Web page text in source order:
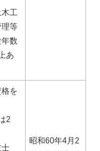
工
等
数
あ
を
2
士
昭和60年4月2